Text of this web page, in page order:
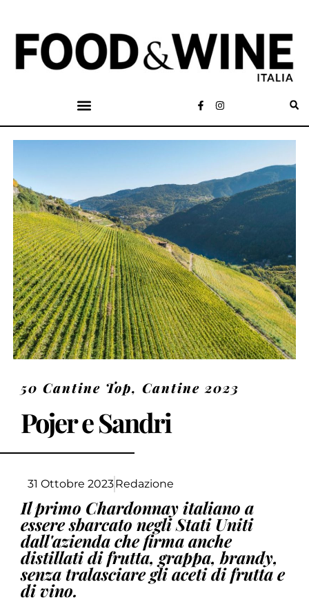
50 Cantine Top,Cantine 2023
Pojer e Sandri
31 Ottobre 2023Redazione
Il primo Chardonnay italiano a
essere sbarcato negli Stati Uniti
dall'azienda che firma anche
distillati di frutta, grappa, brandy,
senza tralasciare gli aceti di frutta e
di vino.